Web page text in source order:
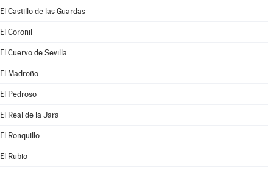
El Castillo de las Guardas
El Coronil
El Cuervo de Sevilla
El Madroño
El Pedroso
El Real de la Jara
El Ronquillo
El Rubio